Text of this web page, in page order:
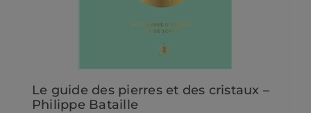
Le guide des pierres et des cristaux –
Philippe Bataille